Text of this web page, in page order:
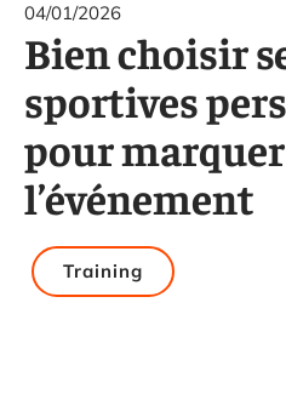
04/01/2026
Bien choisir
sportives
pour marquer
l’événement
Training